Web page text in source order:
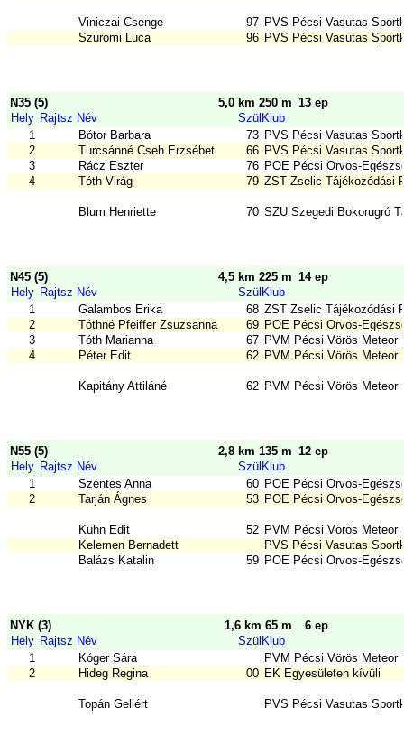
Viniczai Csenge 97 PVS Pécsi Vasutas
Szuromi Luca
96 PVS Pécsi Vasutas
N35 (5) 5,0 km 250 m 13 ep
Hely Rajtsz Név Szül Klub
1
Bótor Barbara 73 PVS Pécsi Vasutas
2
Turcsánné Cseh Erzsébet 66 PVS Pécsi Vasutas
3
Rácz Eszter 76 POE Pécsi Orvos-
4
Tóth Virág 79 ZST Zselic Tájékozódási
Blum Henriette 70 SZU Szegedi Bokorugró
N45 (5) 4,5 km 225 m 14 ep
Hely Rajtsz Név Szül Klub
1
Galambos Erika 68 ZST Zselic Tájékozódási
2
Tóthné Pfeiffer Zsuzsanna 69 POE Pécsi Orvos-
3
Tóth Marianna 67 PVM Pécsi Vörös Meteor
4
Péter Edit 62 PVM Pécsi Vörös Meteor
Kapitány Attiláné 62 PVM Pécsi Vörös Meteor
N55 (5) 2,8 km 135 m 12 ep
Hely Rajtsz Név Szül Klub
1
Szentes Anna 60 POE Pécsi Orvos-
2
Tarján Ágnes 53 POE Pécsi Orvos-
Kühn Edit 52 PVM Pécsi Vörös Meteor
Kelemen Bernadett
PVS Pécsi Vasutas
Balázs Katalin
59 POE Pécsi Orvos-
NYK (3) 1,6 km 65 m
6 ep
Hely Rajtsz Név Szül Klub
1
Kóger Sára
PVM Pécsi Vörös Meteor
2
Hideg Regina 00 EK Egyesületen kívüli
Topán Gellért PVS Pécsi Vasutas